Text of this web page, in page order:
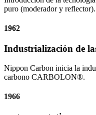
puro (moderador y reflector).
1962
Industrialización de
Nippon Carbon inicia la
carbono CARBOLON®.
1966